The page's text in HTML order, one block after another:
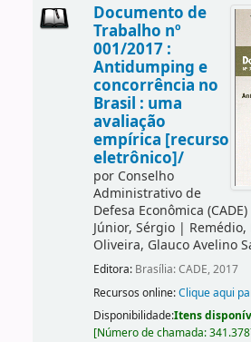
Documento de
Trabalho nº
001/2017 :
Antidumping e
concorrência no
Brasil : uma
avaliação
empírica [recurso
eletrônico]/
por Conselho
Administrativo de
Defesa Econômica (CADE)
Júnior, Sérgio|
Oliveira, Glauco Avelino
Editora: Brasília: CADE, 2017
Recursos online:Clique aqui
Disponibilidade:Itens
[Número de chamada: